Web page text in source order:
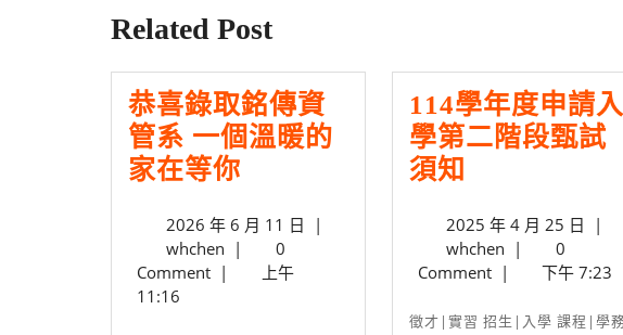
Related Post
恭喜錄取銘傳資
管系 一個溫暖的
家在等你
錄
2026 年 6 月 11 日 2026
|
whchenwhchen
|
0
Comment |
上午
11:16
114學年度申請入
學第二階段甄試
須知
年
度
2025 年 4 月 25 日 2025
4
25
|
whchen whchen
|
0
Comment | 下午 7:23
徵才|實習 招生|入學 課程|學務